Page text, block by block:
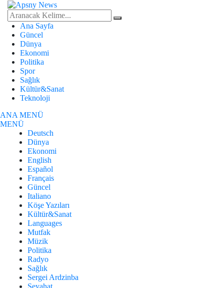
Ana Sayfa
Güncel
Dünya
Ekonomi
Politika
Spor
Sağlık
Kültür&Sanat
Teknoloji
ANA MENÜ
MENÜ
Deutsch
Dünya
Ekonomi
English
Español
Français
Güncel
Italiano
Köşe Yazıları
Kültür&Sanat
Languages
Mutfak
Müzik
Politika
Radyo
Sağlık
Sergei Ardzinba